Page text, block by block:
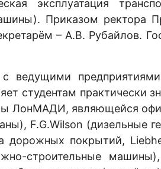
эксплуатация
Приказом ректора
– А.В. Рубайлов.
ведущими
студентам
ЛонМАДИ, являющейся
F.G.Wilson (дизельные
дорожных покрытий,
строительные